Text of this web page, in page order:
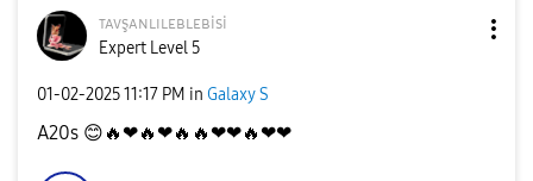
ᴛᴀᴠşᴀɴʟɪʟᴇʙʟᴇʙisi
Expert Level 5
‎01-02-202511:17 PM in Galaxy S
A20s 😊 🔥 ❤🔥 ❤🔥 🔥 ❤❤🔥 ❤❤